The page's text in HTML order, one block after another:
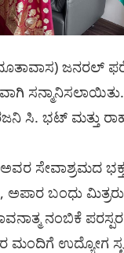
ಜನರಲ್
ಸನ್ಮಾನಿಸಲಾಯಿತು.
ರಜನಿ ಸಿ. ಭಟ್ ಮತ್ತು
ಸೇವಾಶ್ರಮದ
ಅಪಾರ ಬಂಧು
ನಂಬಿಕೆ
ಮಂದಿಗೆ ಉದ್ಯೋಗ